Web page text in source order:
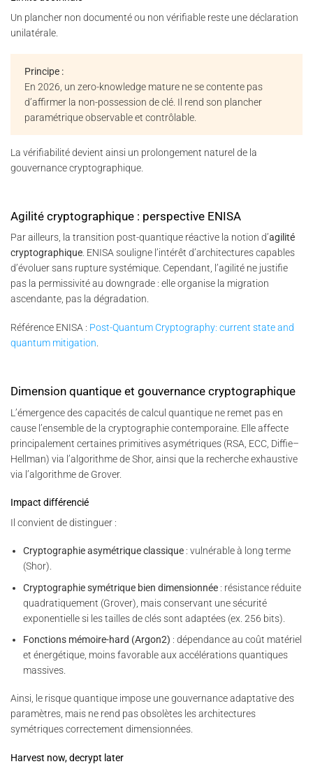
Un plancher non documenté ou non vérifiable reste une déclaration
unilatérale.
Principe :
En 2026, un zero-knowledge mature ne se contente pas
d’affirmer la non-possession de clé. Il rend son plancher
paramétrique observable et contrôlable.
La vérifiabilité devient ainsi un prolongement naturel de la
gouvernance cryptographique.
Agilité cryptographique : perspective ENISA
Par ailleurs, la transition post-quantique réactive la notion d’agilité
cryptographique. ENISA souligne l’intérêt d’architectures capables
d’évoluer sans rupture systémique. Cependant, l’agilité ne justifie
pas la permissivité au downgrade : elle organise la migration
ascendante, pas la dégradation.
Référence ENISA : Post-Quantum Cryptography: current state and
quantum mitigation
Dimension quantique et gouvernance cryptographique
L’émergence des capacités de calcul quantique ne remet pas en
cause l’ensemble de la cryptographie contemporaine. Elle affecte
principalement certaines primitives asymétriques (RSA, ECC, Diffie–
Hellman) via l’algorithme de Shor, ainsi que la recherche exhaustive
via l’algorithme de Grover.
Impact différencié
Il convient de distinguer :
Cryptographie asymétrique classique : vulnérable à long terme
(Shor).
Cryptographie symétrique bien dimensionnée : résistance réduite
quadratiquement (Grover), mais conservant une sécurité
exponentielle si les tailles de clés sont adaptées (ex. 256 bits).
Fonctions mémoire-hard (Argon2) : dépendance au coût matériel
et énergétique, moins favorable aux accélérations quantiques
massives.
Ainsi, le risque quantique impose une gouvernance adaptative des
paramètres, mais ne rend pas obsolètes les architectures
symétriques correctement dimensionnées.
Harvest now, decrypt later